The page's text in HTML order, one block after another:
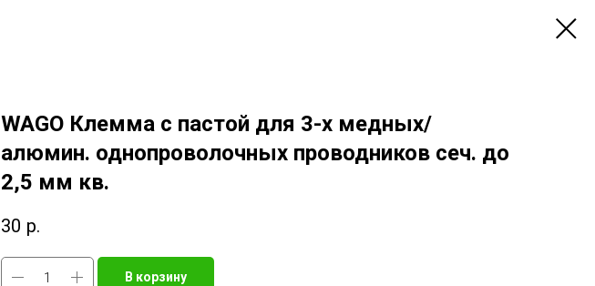
WAGO Клемма с пастой для 3-х медных/
алюмин. однопроволочных проводников сеч. до
2,5 мм кв.
30 р.
В корзину